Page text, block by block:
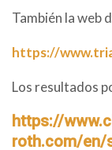
También la web
https://
Los resultados
https://
roth.com/en/